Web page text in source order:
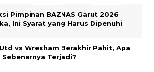
Pimpinan BAZNAS Garut 2026
Ini Syarat yang Harus Dipenuhi
vs Wrexham Berakhir Pahit, Apa
Sebenarnya Terjadi?